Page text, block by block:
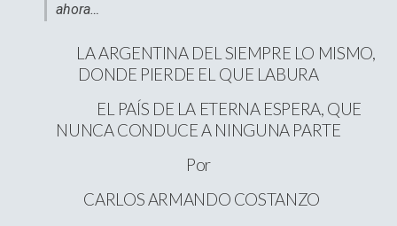
ahora…
LA ARGENTINA DEL SIEMPRE LO MISMO,
DONDE PIERDE EL QUE LABURA
EL PAÍS DE LA ETERNA ESPERA, QUE
NUNCA CONDUCE A NINGUNA PARTE
Por
CARLOS ARMANDO COSTANZO